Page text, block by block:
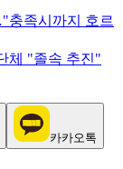
충족시까지 호르
체 "졸속 추진"
카카오톡